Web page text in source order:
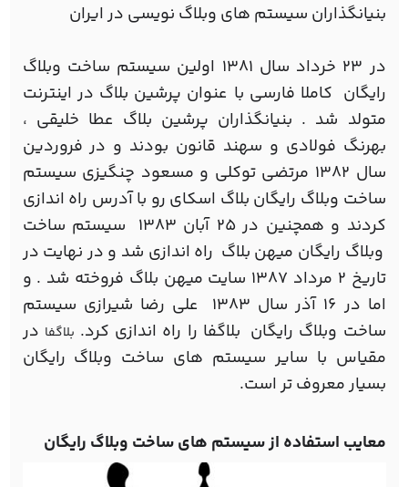
بنیانگذاران سیستم های وبلاگ نویسی در ایران
در ۲۳ خرداد سال ۱۳۸۱ اولین سیستم ساخت وبلاگ
رایگان کاملا فارسی با عنوان پرشین بلاگ در اینترنت
متولد شد . بنیانگذاران پرشین بلاگ عطا خلیقی ،
بهرنگ فولادی و سهند قانون بودند و در فروردین
سال ۱۳۸۲ مرتضی توکلی و مسعود چنگیزی سیستم
ساخت وبلاگ رایگان بلاگ اسکای رو با آدرس راه اندازی
کردند و همچنین در ۲۵ آبان ۱۳۸۳ سیستم ساخت
وبلاگ رایگان میهن بلاگ راه اندازی شد و در نهایت در
تاریخ ۲ مرداد ۱۳۸۷ سایت میهن بلاگ فروخته شد . و
اما در ۱۶ آذر سال ۱۳۸۳ علی رضا شیرازی سیستم
ساخت وبلاگ رایگان بلاگفا را راه اندازی کرد. بلاگفا در
مقیاس با سایر سیستم های ساخت وبلاگ رایگان
بسیار معروف تر است.
معایب استفاده از سیستم های ساخت وبلاگ رایگان